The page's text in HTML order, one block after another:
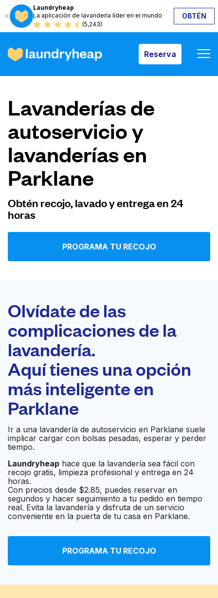
Laundryheap
La aplicación de lavandería líder en el mundo
(5,243)
OBTÉN
Reserva
Reserva
Cómo funciona
Precios y servicios
Quiénes somos
Iniciar sesión
United States ES
Lavanderías de
autoservicio y
lavanderías en
Parklane
Obtén recojo, lavado y entrega en 24
horas
PROGRAMA TU RECOJO
Olvídate de las
complicaciones de la
lavandería.
Aquí tienes una opción
más inteligente en
Parklane
Ir a una lavandería de autoservicio en Parklane suele
implicar cargar con bolsas pesadas, esperar y perder
tiempo.
Laundryheap hace que la lavandería sea fácil con
recojo gratis, limpieza profesional y entrega en 24
horas.
Con precios desde $2.85, puedes reservar en
segundos y hacer seguimiento a tu pedido en tiempo
real. Evita la lavandería y disfruta de un servicio
conveniente en la puerta de tu casa en Parklane.
PROGRAMA TU RECOJO